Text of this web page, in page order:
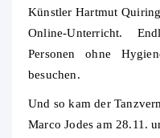
Künstler Hartmut
Online-Unterricht.
Personen ohne
besuchen.
Und so kam der
Marco Jodes am 28.11.